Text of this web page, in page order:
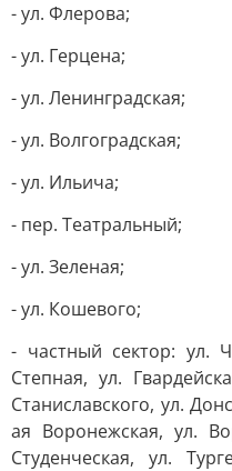
- ул. Флерова;
- ул. Герцена;
- ул. Ленинградская;
- ул. Волгоградская;
- ул. Ильича;
- пер. Театральный;
- ул. Зеленая;
- ул. Кошевого;
- частный сектор: ул.
Степная, ул.
Станиславского, ул.
ая Воронежская, ул.
Студенческая, ул.